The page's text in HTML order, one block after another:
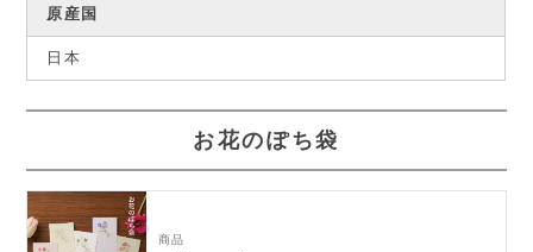
原産国
日本
お花のぽち袋
商品